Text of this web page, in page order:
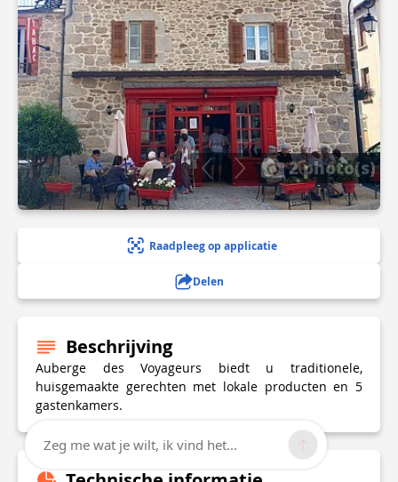
2 photo(s)
Raadpleeg op applicatie
Delen
Beschrijving
Auberge des Voyageurs biedt u traditionele,
huisgemaakte gerechten met lokale producten en 5
gastenkamers.
Zeg me wat je wilt, ik vind het...